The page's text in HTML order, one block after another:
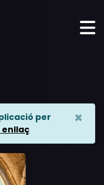
per
×